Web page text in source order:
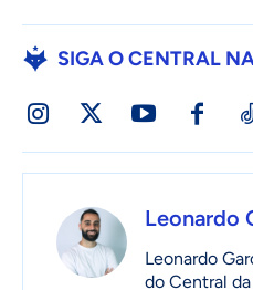
SIGA O CENTRAL
Leonardo
Leonardo
do Central